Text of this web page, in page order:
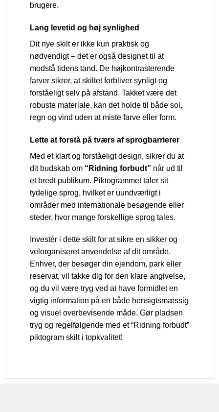
brugere.
Lang levetid og høj synlighed
Dit nye skilt er ikke kun praktisk og
nødvendigt – det er også designet til at
modstå tidens tand. De højkontrasterende
farver sikrer, at skiltet forbliver synligt og
forståeligt selv på afstand. Takket være det
robuste materiale, kan det holde til både sol,
regn og vind uden at miste farve eller form.
Lette at forstå på tværs af sprogbarrierer
Med et klart og forståeligt design, sikrer du at
dit budskab om “Ridning forbudt” når ud til
et bredt publikum. Piktogrammet taler sit
tydelige sprog, hvilket er uundværligt i
områder med internationale besøgende eller
steder, hvor mange forskellige sprog tales.
Investér i dette skilt for at sikre en sikker og
velorganiseret anvendelse af dit område.
Enhver, der besøger din ejendom, park eller
reservat, vil takke dig for den klare angivelse,
og du vil være tryg ved at have formidlet en
vigtig information på en både hensigtsmæssig
og visuel overbevisende måde. Gør pladsen
tryg og regelfølgende med et “Ridning forbudt”
piktogram skilt i topkvalitet!